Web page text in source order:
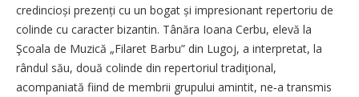
credincioși prezenți cu un bogat și impresionant repertoriu de
colinde cu caracter bizantin. Tânăra Ioana Cerbu, elevă la
Şcoala de Muzică „Filaret Barbu” din Lugoj, a interpretat, la
rândul său, două colinde din repertoriul tradiţional,
acompaniată fiind de membrii grupului amintit, ne‑a transmis